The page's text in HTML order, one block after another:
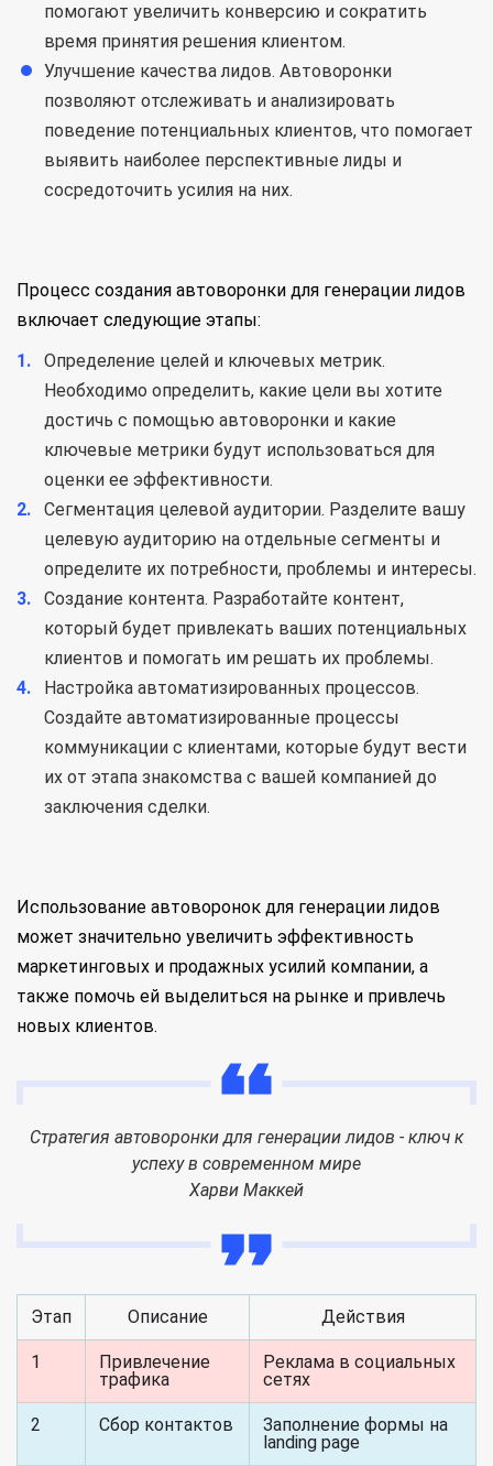
помогают увеличить конверсию и сократить
время принятия решения клиентом.
Улучшение качества лидов. Автоворонки
позволяют отслеживать и анализировать
поведение потенциальных клиентов, что помогает
выявить наиболее перспективные лиды и
сосредоточить усилия на них.
Процесс создания автоворонки для генерации лидов
включает следующие этапы:
Определение целей и ключевых метрик.
Необходимо определить, какие цели вы хотите
достичь с помощью автоворонки и какие
ключевые метрики будут использоваться для
оценки ее эффективности.
Сегментация целевой аудитории. Разделите вашу
целевую аудиторию на отдельные сегменты и
определите их потребности, проблемы и интересы.
Создание контента. Разработайте контент,
который будет привлекать ваших потенциальных
клиентов и помогать им решать их проблемы.
Настройка автоматизированных процессов.
Создайте автоматизированные процессы
коммуникации с клиентами, которые будут вести
их от этапа знакомства с вашей компанией до
заключения сделки.
Использование автоворонок для генерации лидов
может значительно увеличить эффективность
маркетинговых и продажных усилий компании, а
также помочь ей выделиться на рынке и привлечь
новых клиентов.
Стратегия автоворонки для генерации лидов - ключ к
успеху в современном мире
Харви Маккей
Этап Описание Действия
1
Привлечение
трафика
Реклама в социальных
сетях
2 Сбор контактов
Заполнение формы на
landing page